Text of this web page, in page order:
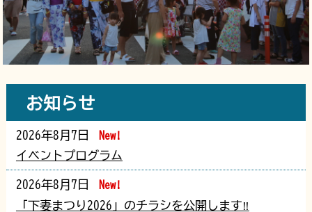
お知らせ
2026年8月7日 New!
イベントプログラム
2026年8月7日 New!
「下妻まつり2026」のチラシを公開します‼